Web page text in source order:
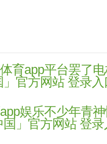
育app平台罢了
官方网站 登录
娱乐不少年青
」官方网站 登